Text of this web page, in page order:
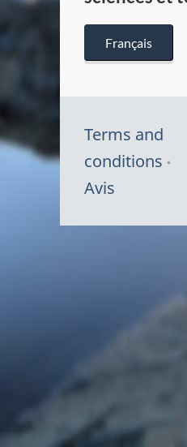
Français
Terms and
conditions
Avis